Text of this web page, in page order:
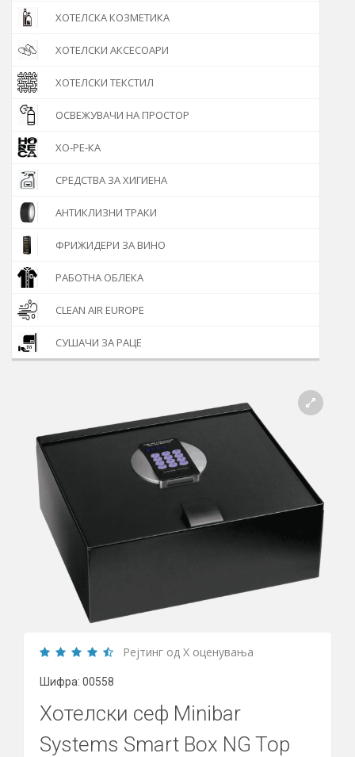
ХОТЕЛСКА КОЗМЕТИКА
ХОТЕЛСКИ АКСЕСОАРИ
ХОТЕЛСКИ ТЕКСТИЛ
ОСВЕЖУВАЧИ НА ПРОСТОР
ХО-РЕ-КА
СРЕДСТВА ЗА ХИГИЕНА
АНТИКЛИЗНИ ТРАКИ
ФРИЖИДЕРИ ЗА ВИНО
РАБОТНА ОБЛЕКА
CLEAN AIR EUROPE
СУШАЧИ ЗА РАЦЕ
Рејтинг од X оценувања
Шифра: 00558
Хотелски сеф Minibar
Systems Smart Box NG Top